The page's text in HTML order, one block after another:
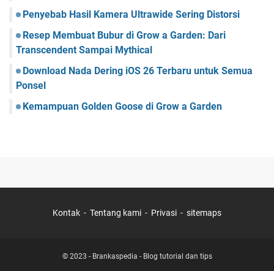
Penyebab Hasil Kamera Ultrawide Sering Distorsi
Resep Membuat Bubur di Grow a Garden: Dari
Transcendent Sampai Mythical
Download Nada Dering iOS 26 Terbaru untuk Semua
Ponsel
Kemampuan Golden Goose di Grow a Garden
Kontak Tentang kami Privasi sitemaps
© 2023 - Brankaspedia - Blog tutorial dan tips